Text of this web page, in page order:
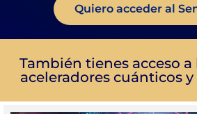
Quiero acceder al
También tienes acceso
aceleradores cuánticos